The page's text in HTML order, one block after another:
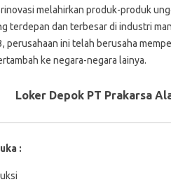
melahirkan produk-produk
terdepan dan terbesar di industri
perusahaan ini telah berusaha
ke negara-negara lainya.
Loker Depok PT Prakarsa
: